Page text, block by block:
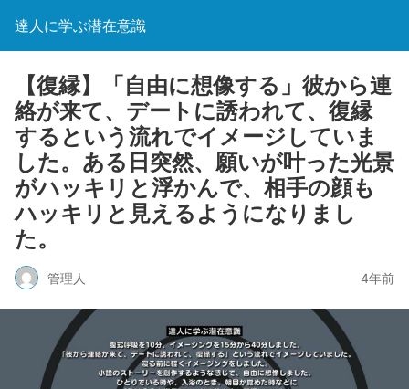
達人に学ぶ潜在意識
【復縁】「自由に想像する」彼から連
絡が来て、デートに誘われて、復縁
するという流れでイメージしていま
した。ある日突然、願いが叶った光景
がハッキリと浮かんで、相手の顔も
ハッキリと見えるようになりまし
た。
管理人 4年前